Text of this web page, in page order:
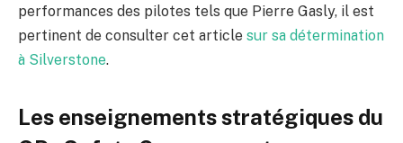
performances des pilotes tels que Pierre Gasly, il est
pertinent de consulter cet article sur sa détermination
à Silverstone.
Les enseignements stratégiques du